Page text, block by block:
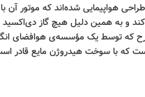
هواپیمایی شده‌اند که موتور آن
و به همین دلیل هیچ گاز دی‌اکسید
که توسط یک مؤسسه‌ی هوافضای
که با سوخت هیدروژن مایع قادر